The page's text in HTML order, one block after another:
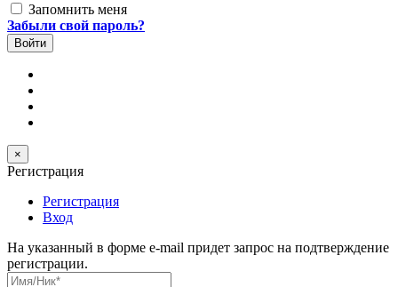
Запомнить меня
Забыли свой пароль?
×
Регистрация
Регистрация
Вход
На указанный в форме e-mail придет запрос на подтверждение
регистрации.
Имя/Ник